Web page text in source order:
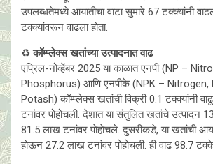
उपलब्धतेमध्ये आयातीचा वाटा सुमारे 67 टक्क्यांनी
टक्क्यांवरून वाढला होता.
♻️कॉम्प्लेक्स खतांच्या उत्पादनात वाढ
एप्रिल-नोव्हेंबर 2025 या काळात एनपी (NP –
Phosphorus) आणि एनपीके (NPK – Nitrogen,
Potash) कॉम्प्लेक्स खतांची विक्री 0.1 टक्क्यांनी
टनांवर पोहोचली. देशात या संतुलित खतांचे उत्पादन
81.5 लाख टनांवर पाेहाेचले. दुसरीकडे, या खतांची
होऊन 27.2 लाख टनांवर पोहोचली. ही वाढ 98.7 टक्के